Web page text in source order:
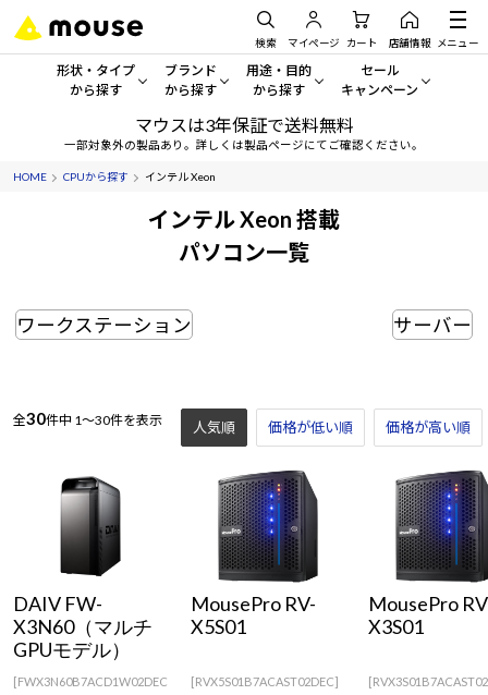
検索 マイページ カート 店舗情報 メニュー
形状・タイプ
から探す
形状・タイプから探す をすべてみる
デスクトップPC
サーバー
Windows 11
ブランド
から探す
mouse
G TUNE
MousePro
Windows 11|Copilot+ PC
用途・目的
から探す
一般向けパソコン
クリエイティブ向け
AIおすすめパソコン
Windows 11|
セール
キャンペーン
セール・キャンペー
おすすめ目玉パソコン
マウスは3年保証で送料無料
一部対象外の製品あり。詳しくは製品ページにてご確認ください。
HOME CPUから探す インテル Xeon
インテル Xeon 搭載
パソコン一覧
ワークステーション サーバー
全30件中 1～30件を表示 人気順 価格が低い順 価格が高い順
DAIV FW-
X3N60（マルチ
GPUモデル）
[FWX3N60B7ACD1W02DEC
MousePro RV-
X5S01
[RVX5S01B7ACAST02DEC]
MousePro
X3S01